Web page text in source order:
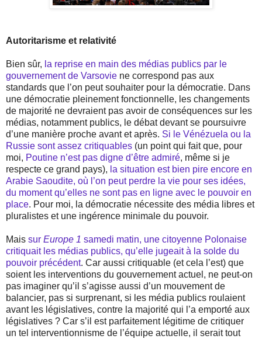
Autoritarisme et relativité
Bien sûr, la reprise en main des médias publics par le
gouvernement de Varsovie ne correspond pas aux
standards que l’on peut souhaiter pour la démocratie. Dans
une démocratie pleinement fonctionnelle, les changements
de majorité ne devraient pas avoir de conséquences sur les
médias, notamment publics, le débat devant se poursuivre
d’une manière proche avant et après. Si le Vénézuela ou la
Russie sont assez critiquables (un point qui fait que, pour
moi, Poutine n’est pas digne d’être admiré, même si je
respecte ce grand pays), la situation est bien pire encore en
Arabie Saoudite, où l’on peut perdre la vie pour ses idées,
du moment qu’elles ne sont pas en ligne avec le pouvoir en
place. Pour moi, la démocratie nécessite des média libres et
pluralistes et une ingérence minimale du pouvoir.
Mais sur Europe 1 samedi matin, une citoyenne Polonaise
critiquait les médias publics, qu’elle jugeait à la solde du
pouvoir précédent. Car aussi critiquable (et cela l’est) que
soient les interventions du gouvernement actuel, ne peut-on
pas imaginer qu’il s’agisse aussi d’un mouvement de
balancier, pas si surprenant, si les média publics roulaient
avant les législatives, contre la majorité qui l’a emporté aux
législatives ? Car s’il est parfaitement légitime de critiquer
un tel interventionnisme de l’équipe actuelle, il serait tout